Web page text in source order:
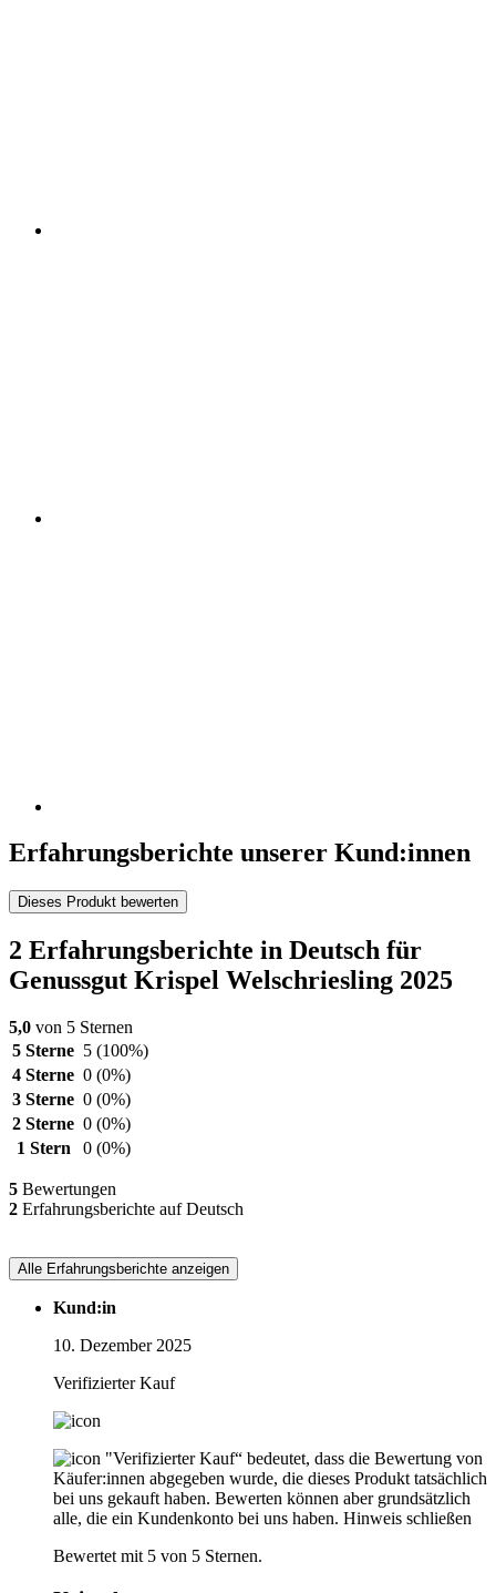
Erfahrungsberichte unserer Kund:innen
Dieses Produkt bewerten
2 Erfahrungsberichte in Deutsch für
Genussgut Krispel Welschriesling 2025
5,0 von 5 Sternen
5 Sterne 5 (100%)
4 Sterne 0 (0%)
3 Sterne 0 (0%)
2 Sterne 0 (0%)
1 Stern
0 (0%)
5 Bewertungen
2 Erfahrungsberichte auf Deutsch
Alle Erfahrungsberichte anzeigen
Kund:in
10. Dezember 2025
Verifizierter Kauf
"Verifizierter Kauf“ bedeutet, dass die Bewertung von
Käufer:innen abgegeben wurde, die dieses Produkt tatsächlich
bei uns gekauft haben. Bewerten können aber grundsätzlich
alle, die ein Kundenkonto bei uns haben. Hinweis schließen
Bewertet mit 5 von 5 Sternen.